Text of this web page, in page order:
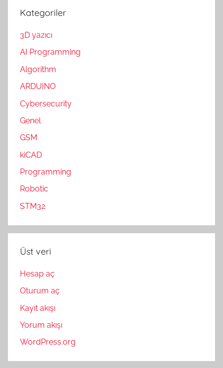
Kategoriler
3D yazıcı
AI Programming
Algorithm
ARDUINO
Cybersecurity
Genel
GSM
kiCAD
Programming
Robotic
STM32
Üst veri
Hesap aç
Oturum aç
Kayıt akışı
Yorum akışı
WordPress.org